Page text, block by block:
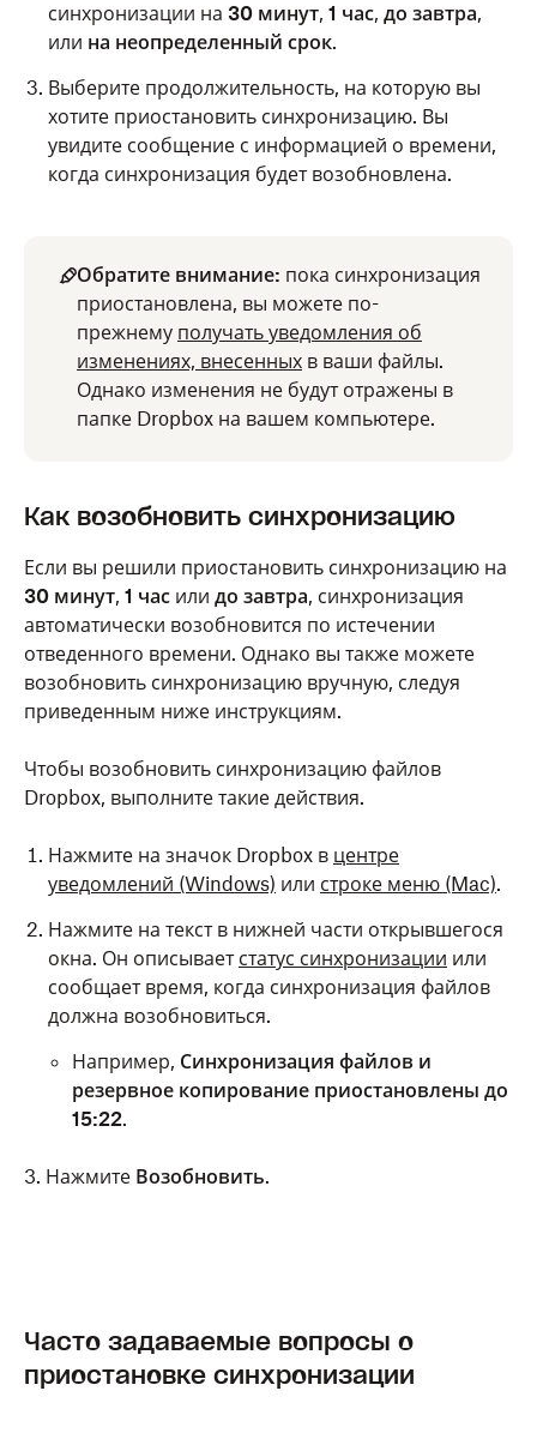
синхронизации на 30 минут, 1 час, до завтра,
или на неопределенный срок.
Выберите продолжительность, на которую вы
хотите приостановить синхронизацию. Вы
увидите сообщение с информацией о времени,
когда синхронизация будет возобновлена.
Обратите внимание: пока синхронизация
приостановлена, вы можете по-
прежнему получать уведомления об
изменениях, внесенных в ваши файлы.
Однако изменения не будут отражены в
папке Dropbox на вашем компьютере.
Как возобновить синхронизацию
Если вы решили приостановить синхронизацию на
30 минут, 1 час или до завтра, синхронизация
автоматически возобновится по истечении
отведенного времени. Однако вы также можете
возобновить синхронизацию вручную, следуя
приведенным ниже инструкциям.
Чтобы возобновить синхронизацию файлов
Dropbox, выполните такие действия.
Нажмите на значок Dropbox в центре
уведомлений (Windows) или строке меню (Mac).
Нажмите на текст в нижней части открывшегося
окна. Он описывает статус синхронизации или
сообщает время, когда синхронизация файлов
должна возобновиться.
Например, Синхронизация файлов и
резервное копирование приостановлены до
15:22.
3. Нажмите Возобновить.
Часто задаваемые вопросы о
приостановке синхронизации